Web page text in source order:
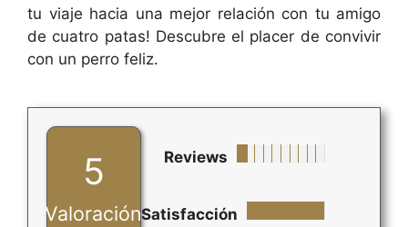
tu viaje hacia una mejor relación con tu amigo
de cuatro patas! Descubre el placer de convivir
con un perro feliz.
5
Valoración
Reviews
Satisfacción